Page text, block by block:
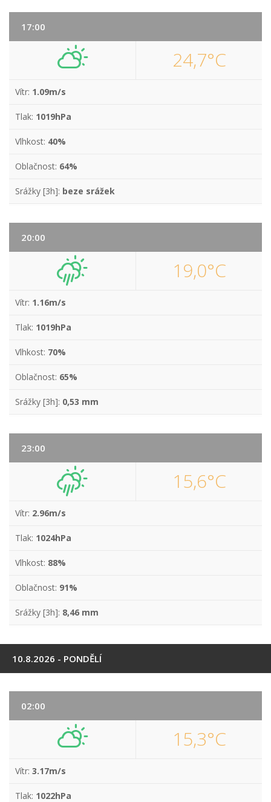
17:00
24,7°C
Vítr: 1.09m/s
Tlak: 1019hPa
Vlhkost: 40%
Oblačnost: 64%
Srážky [3h]: beze srážek
20:00
19,0°C
Vítr: 1.16m/s
Tlak: 1019hPa
Vlhkost: 70%
Oblačnost: 65%
Srážky [3h]: 0,53 mm
23:00
15,6°C
Vítr: 2.96m/s
Tlak: 1024hPa
Vlhkost: 88%
Oblačnost: 91%
Srážky [3h]: 8,46 mm
10.8.2026 - PONDĚLÍ
02:00
15,3°C
Vítr: 3.17m/s
Tlak: 1022hPa